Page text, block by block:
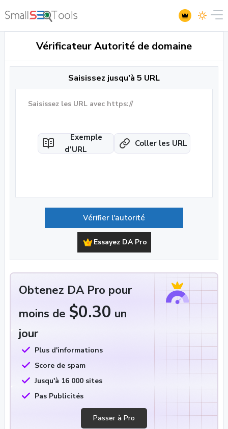
Vérificateur Autorité de domaine
Saisissez jusqu'à 5 URL
Exemple
d'URL
Coller les URL
Vérifier l'autorité
Essayez DA Pro
Obtenez DA Pro pour
moins de $0.30 un
jour
Plus d'informations
Score de spam
Jusqu'à 16 000 sites
Pas Publicités
Passer à Pro